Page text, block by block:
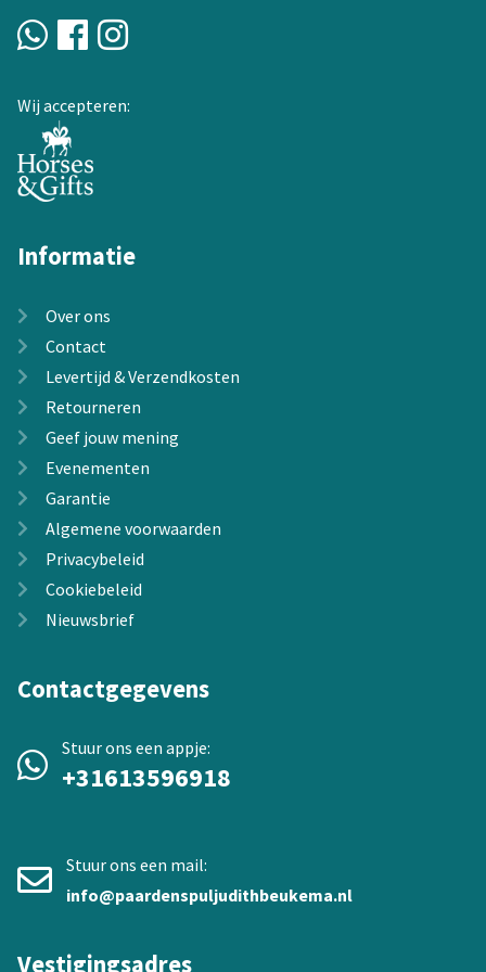
Wij accepteren:
Informatie
Over ons
Contact
Levertijd & Verzendkosten
Retourneren
Geef jouw mening
Evenementen
Garantie
Algemene voorwaarden
Privacybeleid
Cookiebeleid
Nieuwsbrief
Contactgegevens
Stuur ons een appje:
+31613596918
Stuur ons een mail:
info@paardenspuljudithbeukema.nl
Vestigingsadres